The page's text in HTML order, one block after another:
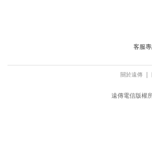
客服
關於遠傳｜
遠傳電信版權